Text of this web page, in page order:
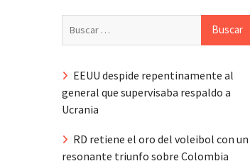
EEUU despide repentinamente al
general que supervisaba respaldo a
Ucrania
RD retiene el oro del voleibol con un
resonante triunfo sobre Colombia